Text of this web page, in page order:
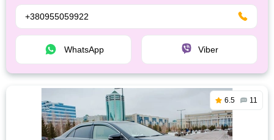
+380955059922
WhatsApp Viber
6.5 11